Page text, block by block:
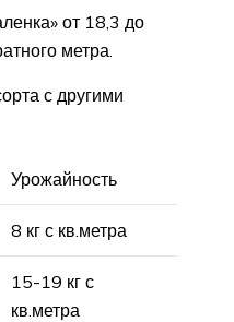
от 18,3 до
метра.
с другими
Урожайность
8 кг с кв.метра
15-19 кг с
кв.метра